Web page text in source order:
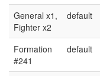
General x1,
Fighter x2
default
Formation
#241
default